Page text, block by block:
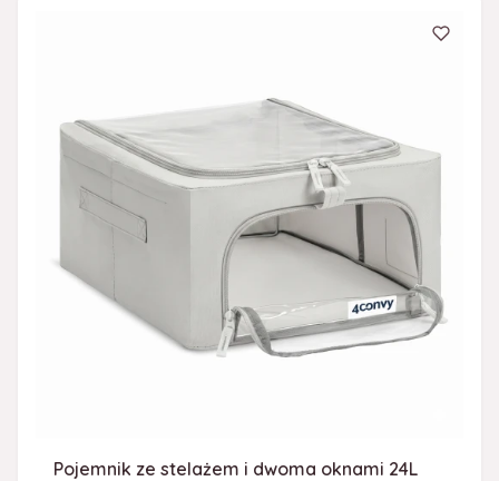
Pojemnik ze stelażem i dwoma oknami 24L